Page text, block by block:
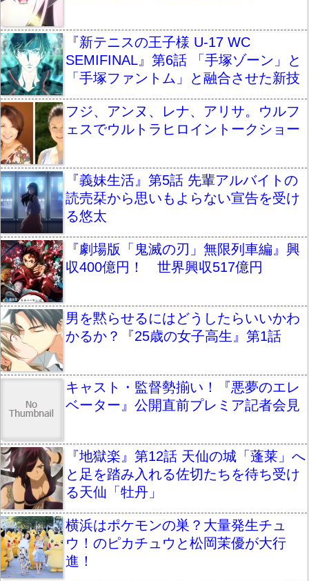
『新テニスの王子様 U-17 WC
SEMIFINAL』第6話 「手塚ゾーン」と
「手塚ファントム」と融合させた新技
フジ、アンヌ、レナ、アリサ。ウルフ
ェスでウルトラヒロイントークショー
『義妹生活』第5話 先輩アルバイトの
読売栞から思いもよらない宣告を受け
る悠太
『劇場版「鬼滅の刃」無限列車編』興
収400億円！ 世界興収517億円
男を黙らせるにはどうしたらいいかわ
かるか？『25歳の女子高生』第1話
キャスト・監督勢揃い！『悪夢のエレ
ベーター』公開直前プレミア記者会見
『地獄楽』第12話 天仙の城「蓬莱」へ
と足を踏み入れる佐切たちを待ち受け
る天仙「牡丹」
横浜はポケモンの巣？大量発生チュ
ウ！のピカチュウと松岡茉優が大行
進！